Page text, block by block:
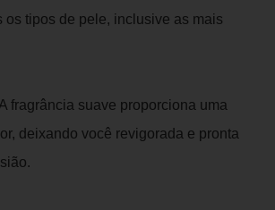
os tipos de pele, inclusive as mais
fragrância suave proporciona uma
deixando você revigorada e pronta